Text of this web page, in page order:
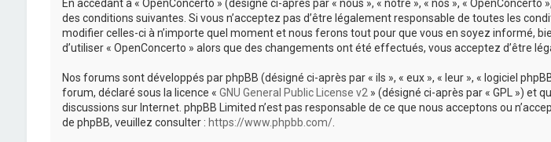
En accédant à « OpenConcerto » (désigné ci-après par « nous », « notre », « nos », «
des conditions suivantes. Si vous n’acceptez pas d’être légalement responsable de toutes les
modifier celles-ci à n’importe quel moment et nous ferons tout pour que vous en soyez informé,
d’utiliser « OpenConcerto » alors que des changements ont été effectués, vous acceptez d’être
Nos forums sont développés par phpBB (désigné ci-après par « ils », « eux », « leur », « logiciel
forum, déclaré sous la licence « GNU General Public License v2 » (désigné ci-après par « GPL ») et
discussions sur Internet. phpBB Limited n’est pas responsable de ce que nous acceptons ou
de phpBB, veuillez consulter : https://www.phpbb.com/.